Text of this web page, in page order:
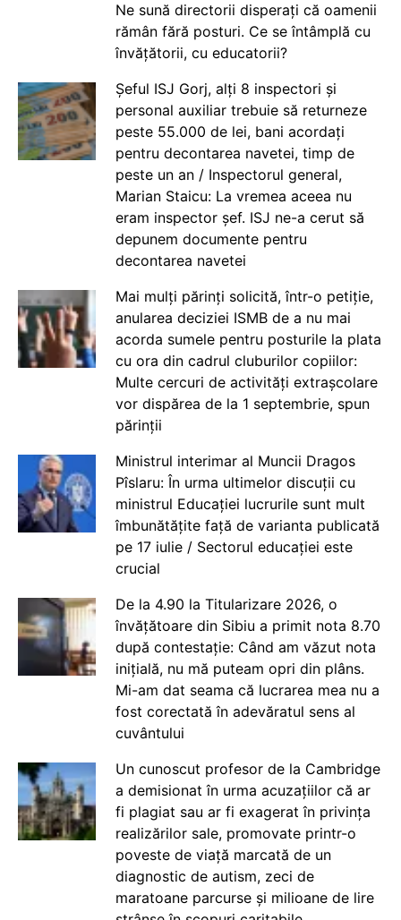
Ne sună directorii disperați că oamenii
rămân fără posturi. Ce se întâmplă cu
învățătorii, cu educatorii?
Șeful ISJ Gorj, alți 8 inspectori și
personal auxiliar trebuie să returneze
peste 55.000 de lei, bani acordați
pentru decontarea navetei, timp de
peste un an / Inspectorul general,
Marian Staicu: La vremea aceea nu
eram inspector șef. ISJ ne-a cerut să
depunem documente pentru
decontarea navetei
Mai mulți părinți solicită, într-o petiție,
anularea deciziei ISMB de a nu mai
acorda sumele pentru posturile la plata
cu ora din cadrul cluburilor copiilor:
Multe cercuri de activități extrașcolare
vor dispărea de la 1 septembrie, spun
părinții
Ministrul interimar al Muncii Dragos
Pîslaru: În urma ultimelor discuții cu
ministrul Educației lucrurile sunt mult
îmbunătățite față de varianta publicată
pe 17 iulie / Sectorul educației este
crucial
De la 4.90 la Titularizare 2026, o
învățătoare din Sibiu a primit nota 8.70
după contestație: Când am văzut nota
inițială, nu mă puteam opri din plâns.
Mi-am dat seama că lucrarea mea nu a
fost corectată în adevăratul sens al
cuvântului
Un cunoscut profesor de la Cambridge
a demisionat în urma acuzațiilor că ar
fi plagiat sau ar fi exagerat în privința
realizărilor sale, promovate printr-o
poveste de viață marcată de un
diagnostic de autism, zeci de
maratoane parcurse și milioane de lire